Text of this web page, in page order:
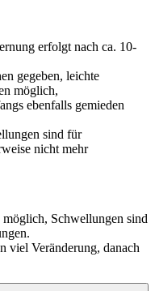
erfolgt nach ca. 10-
gegeben, leichte
möglich,
ebenfalls gemieden
sind für
nicht mehr
Schwellungen sind
viel Veränderung, danach